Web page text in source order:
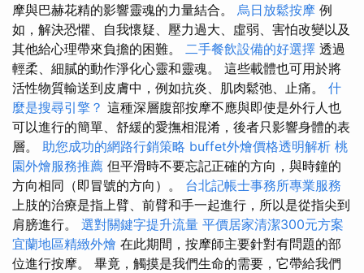
摩與巴赫花精的影響靈魂的力量結合。 烏日放鬆按摩 例
如，解決恐懼、自我懷疑、壓力過大、虛弱、害怕改變以及
其他給心理帶來負擔的困難。 二手餐飲設備的好選擇 透過
輕柔、細膩的動作淨化心靈和靈魂。 這些載體也可用於將
活性物質輸送到皮膚中，例如抗炎、肌肉鬆弛、止痛。 什
麼是搜尋引擎？ 這種深層腹部按摩不應與即使是外行人也
可以進行的簡單、舒緩的愛撫相混淆，後者只影響身體的表
層。 助您成功的網路行銷策略 buffet外燴價格透明解析 桃
園外燴服務推薦 但平滑時不要忘記正確的方向，與時鐘的
方向相同（即冒號的方向）。 台北記帳士事務所專業服務
上肢的治療是指上臂、前臂和手一起進行，所以是從指尖到
肩膀進行。 選對關鍵字提升流量 平價居家清潔300元方案
宜蘭地區精緻外燴 在此期間，按摩師主要針對有問題的部
位進行按摩。 畢竟，觸摸是我們生命的需要，它帶給我們